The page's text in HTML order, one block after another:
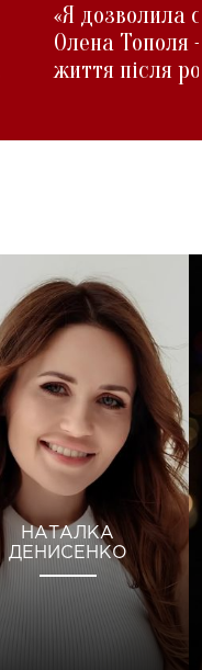
«Я дозволила
Олена Тополя
життя після
НАТАЛКА
ДЕНИСЕНКО